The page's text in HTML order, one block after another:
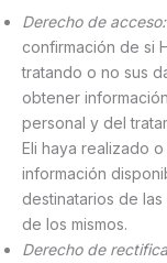
Derecho de acceso:
confirmación de si
tratando o no sus
obtener
personal y del
Eli haya realizado
información
destinatarios de
de los mismos.
Derecho de